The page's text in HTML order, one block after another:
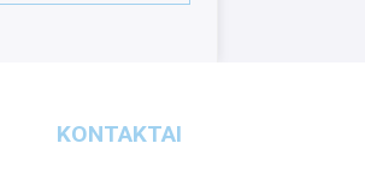
KONTAKTAI